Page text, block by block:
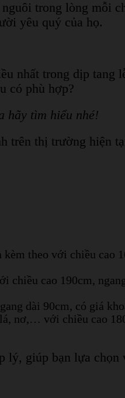
trong lòng mỗi
yêu quý của họ.
nhất trong dịp tang
có phù hợp?
hãy tìm hiểu nhé!
trên thị trường hiện
theo với chiều cao
chiều cao 190cm,
dài 90cm, có giá
nơ,… với chiều cao
lý, giúp bạn lựa